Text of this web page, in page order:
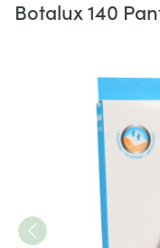
Botalux 140